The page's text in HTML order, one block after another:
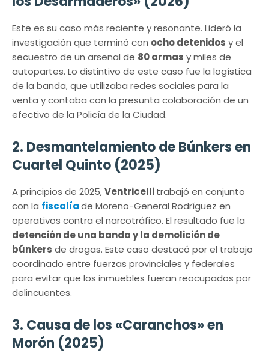
Este es su caso más reciente y resonante. Lideró la
investigación que terminó con ocho detenidos y el
secuestro de un arsenal de 80 armas y miles de
autopartes. Lo distintivo de este caso fue la logística
de la banda, que utilizaba redes sociales para la
venta y contaba con la presunta colaboración de un
efectivo de la Policía de la Ciudad.
2. Desmantelamiento de Búnkers en
Cuartel Quinto (2025)
A principios de 2025,Ventricellitrabajó en conjunto
con la fiscalíade Moreno-General Rodríguez en
operativos contra el narcotráfico. El resultado fue la
detención de una banda y la demolición de
búnkers de drogas. Este caso destacó por el trabajo
coordinado entre fuerzas provinciales y federales
para evitar que los inmuebles fueran reocupados por
delincuentes.
3. Causa de los «Caranchos» en
Morón (2025)